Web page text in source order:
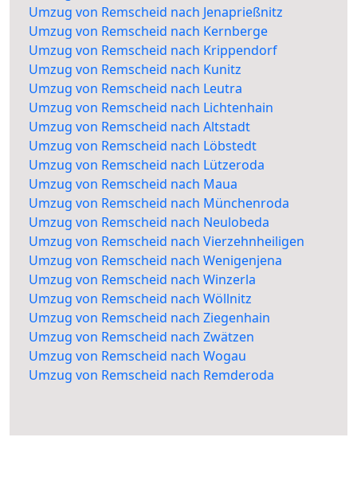
Umzug von Remscheid nach Jenaprießnitz
Umzug von Remscheid nach Kernberge
Umzug von Remscheid nach Krippendorf
Umzug von Remscheid nach Kunitz
Umzug von Remscheid nach Leutra
Umzug von Remscheid nach Lichtenhain
Umzug von Remscheid nach Altstadt
Umzug von Remscheid nach Löbstedt
Umzug von Remscheid nach Lützeroda
Umzug von Remscheid nach Maua
Umzug von Remscheid nach Münchenroda
Umzug von Remscheid nach Neulobeda
Umzug von Remscheid nach Vierzehnheiligen
Umzug von Remscheid nach Wenigenjena
Umzug von Remscheid nach Winzerla
Umzug von Remscheid nach Wöllnitz
Umzug von Remscheid nach Ziegenhain
Umzug von Remscheid nach Zwätzen
Umzug von Remscheid nach Wogau
Umzug von Remscheid nach Remderoda